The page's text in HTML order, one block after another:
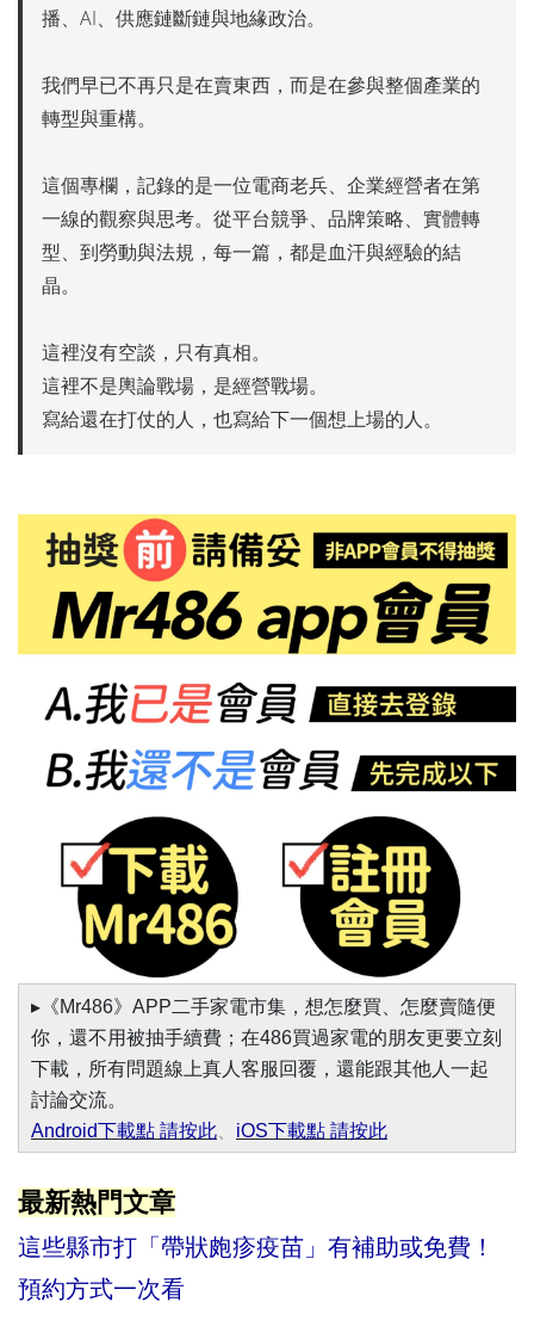
播、AI、供應鏈斷鏈與地緣政治。
我們早已不再只是在賣東西，而是在參與整個產業的
轉型與重構。
這個專欄，記錄的是一位電商老兵、企業經營者在第
一線的觀察與思考。從平台競爭、品牌策略、實體轉
型、到勞動與法規，每一篇，都是血汗與經驗的結
晶。
這裡沒有空談，只有真相。
這裡不是輿論戰場，是經營戰場。
寫給還在打仗的人，也寫給下一個想上場的人。
▸《Mr486》APP二手家電市集，想怎麼買、怎麼賣隨便
你，還不用被抽手續費；在486買過家電的朋友更要立刻
下載，所有問題線上真人客服回覆，還能跟其他人一起
討論交流。
Android下載點 請按此
iOS下載點 請按此
最新熱門文章
這些縣市打「帶狀皰疹疫苗」有補助或免費！
預約方式一次看